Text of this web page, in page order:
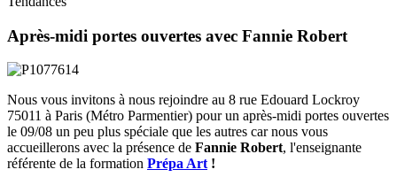
Après-midi portes ouvertes avec Fannie Robert
Nous vous invitons à nous rejoindre au 8 rue Edouard Lockroy
75011 à Paris (Métro Parmentier) pour un après-midi portes ouvertes
le 09/08 un peu plus spéciale que les autres car nous vous
accueillerons avec la présence de Fannie Robert, l'enseignante
référente de la formation Prépa Art!